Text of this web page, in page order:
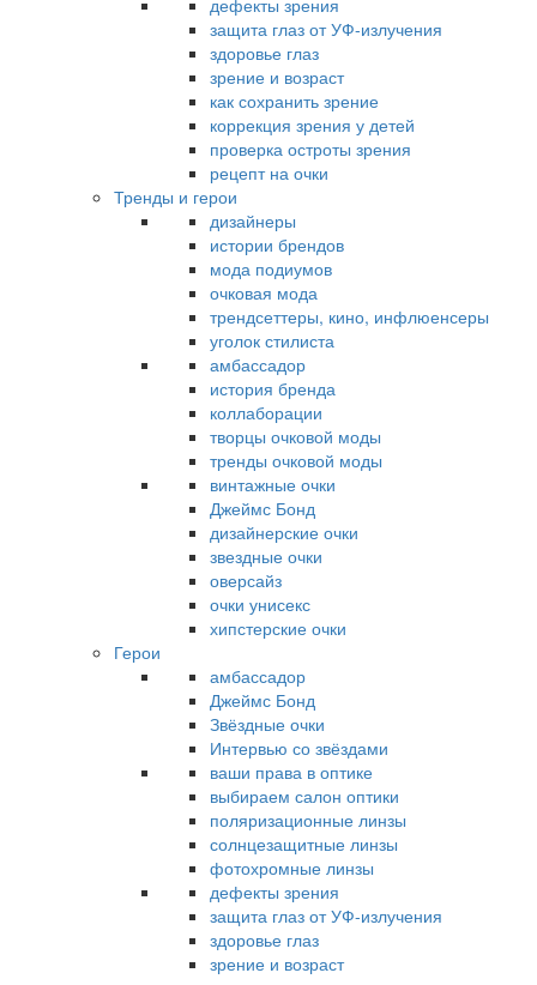
дефекты зрения
защита глаз от УФ-излучения
здоровье глаз
зрение и возраст
как сохранить зрение
коррекция зрения у детей
проверка остроты зрения
рецепт на очки
Тренды и герои
дизайнеры
истории брендов
мода подиумов
очковая мода
трендсеттеры, кино, инфлюенсеры
уголок стилиста
амбассадор
история бренда
коллаборации
творцы очковой моды
тренды очковой моды
винтажные очки
Джеймс Бонд
дизайнерские очки
звездные очки
оверсайз
очки унисекс
хипстерские очки
Герои
амбассадор
Джеймс Бонд
Звёздные очки
Интервью со звёздами
ваши права в оптике
выбираем салон оптики
поляризационные линзы
солнцезащитные линзы
фотохромные линзы
дефекты зрения
защита глаз от УФ-излучения
здоровье глаз
зрение и возраст